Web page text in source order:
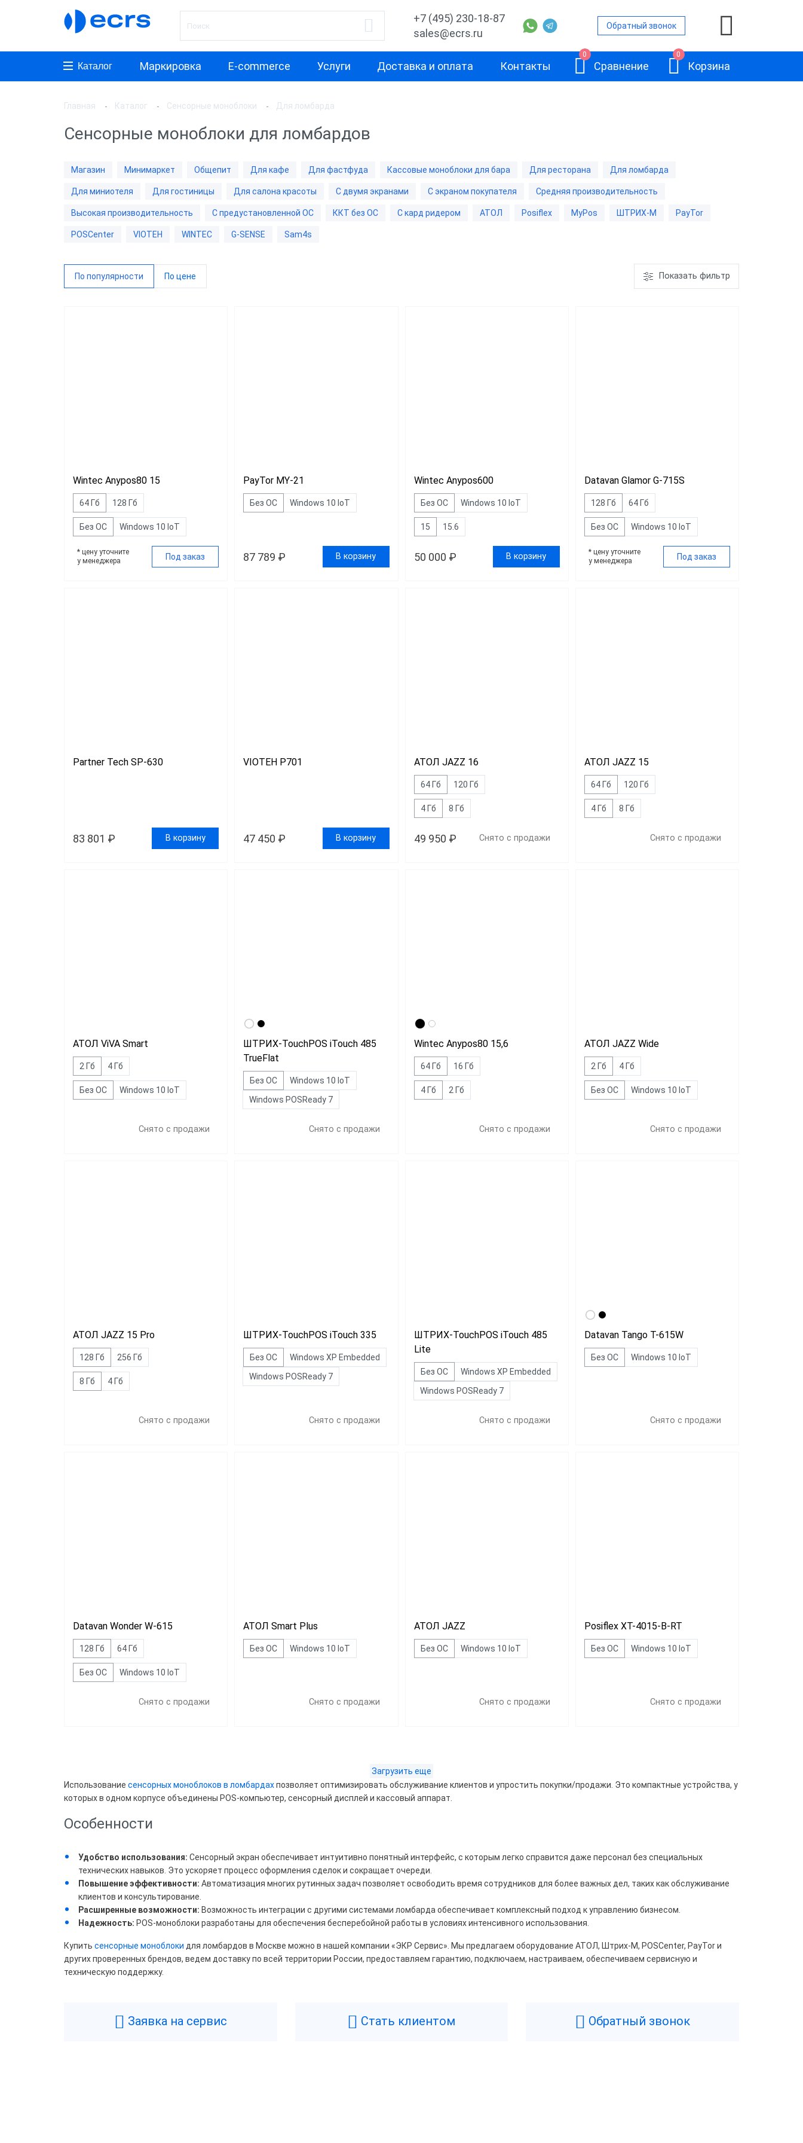
+7 (495) 230-18-87
sales@ecrs.ru
Обратный звонок
Каталог Маркировка E-commerce Услуги Доставка и оплата Контакты
0
Сравнение
0
Корзина
Производитель
АТОЛ
PayTor
Для кафе
для бара
производительность
С предустановленной ОС
Главная Каталог Сенсорные моноблоки Для ломбарда
Сенсорные моноблоки для ломбардов
Магазин Минимаркет Общепит Для кафе Для фастфуда Кассовые моноблоки для бара Для ресторана Для ломбарда
Для миниотеля Для гостиницы Для салона красоты С двумя экранами С экраном покупателя Средняя производительность
Высокая производительность С предустановленной ОС ККТ без ОС С кард ридером АТОЛ Posiflex MyPos ШТРИХ-М PayTor
POSCenter VIOTEH WINTEC G-SENSE Sam4s
По популярности По цене Показать фильтр
Wintec Anypos80 15
64 Гб 128 Гб
Без ОС Windows 10 IoT
* цену уточните
у менеджера
Под заказ
PayTor MY-21
Без ОС Windows 10 IoT
87 789 ₽ В корзину
Wintec Anypos600
Без ОС Windows 10 IoT
15 15.6
50 000 ₽ В корзину
Datavan Glamor G-715S
128 Гб 64 Гб
Без ОС Windows 10 IoT
* цену уточните
у менеджера
Под заказ
Partner Tech SP-630
83 801 ₽ В корзину
VIOTEH P701
47 450 ₽ В корзину
АТОЛ JAZZ 16
64 Гб 120 Гб
4 Гб 8 Гб
49 950 ₽ Снято с продажи
АТОЛ JAZZ 15
64 Гб 120 Гб
4 Гб 8 Гб
Снято с продажи
АТОЛ ViVA Smart
2 Гб 4 Гб
Без ОС Windows 10 IoT
Снято с продажи
ШТРИХ-TouchPOS iTouch 485
TrueFlat
Без ОС
Windows 10 IoT
Windows POSReady 7
Снято с продажи
Wintec Anypos80 15,6
64 Гб 16 Гб
4 Гб 2 Гб
Снято с продажи
АТОЛ JAZZ Wide
2 Гб 4 Гб
Без ОС Windows 10 IoT
Снято с продажи
АТОЛ JAZZ 15 Pro
128 Гб 256 Гб
8 Гб 4 Гб
Снято с продажи
ШТРИХ-TouchPOS iTouch 335
Без ОС
Windows XP Embedded
Windows POSReady 7
Снято с продажи
ШТРИХ-TouchPOS iTouch 485
Lite
Без ОС
Windows XP Embedded
Windows POSReady 7
Снято с продажи
Datavan Tango T-615W
Без ОС Windows 10 IoT
Снято с продажи
Datavan Wonder W-615
128 Гб 64 Гб
Без ОС Windows 10 IoT
Снято с продажи
АТОЛ Smart Plus
Без ОС Windows 10 IoT
Снято с продажи
АТОЛ JAZZ
Без ОС Windows 10 IoT
Снято с продажи
Posiflex XT-4015-B-RT
Без ОС Windows 10 IoT
Снято с продажи
53 550 ₽ — 60 079 ₽
Бренд
POSCenter
Vioteh Wintec АТОЛ
Загрузить еще
Использование сенсорных моноблоков в ломбардахпозволяет оптимизировать обслуживание клиентов и упростить покупки/продажи. Это компактные устройства, у
которых в одном корпусе объединены POS-компьютер, сенсорный дисплей и кассовый аппарат.
Особенности
Удобство использования: Сенсорный экран обеспечивает интуитивно понятный интерфейс, с которым легко справится даже персонал без специальных
технических навыков. Это ускоряет процесс оформления сделок и сокращает очереди.
Повышение эффективности: Автоматизация многих рутинных задач позволяет освободить время сотрудников для более важных дел, таких как обслуживание
клиентов и консультирование.
Расширенные возможности: Возможность интеграции с другими системами ломбарда обеспечивает комплексный подход к управлению бизнесом.
Надежность: POS-моноблоки разработаны для обеспечения бесперебойной работы в условиях интенсивного использования.
Купить сенсорные моноблоки для ломбардов в Москве можно в нашей компании «ЭКР Сервис». Мы предлагаем оборудование АТОЛ, Штрих-М, POSCenter, PayTor и
других проверенных брендов, ведем доставку по всей территории России, предоставляем гарантию, подключаем, настраиваем, обеспечиваем сервисную и
техническую поддержку.
Заявка на сервис Стать клиентом Обратный звонок